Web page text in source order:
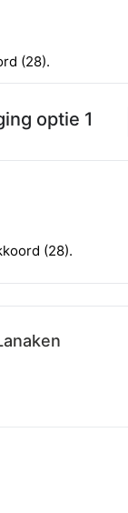
(28).
optie 1
(28).